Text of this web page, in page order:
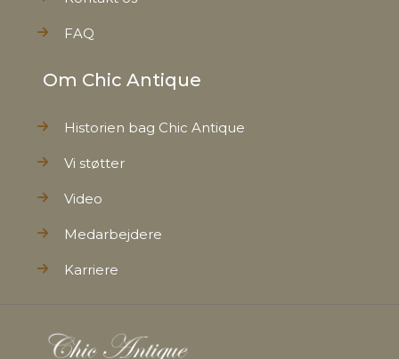
FAQ
Om Chic Antique
Historien bag Chic Antique
Vi støtter
Video
Medarbejdere
Karriere